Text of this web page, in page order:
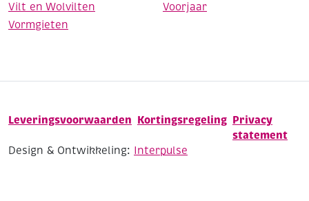
Vilt en Wolvilten
Voorjaar
Vormgieten
Leveringsvoorwaarden Kortingsregeling Privacy
statement
Design & Ontwikkeling: Interpulse